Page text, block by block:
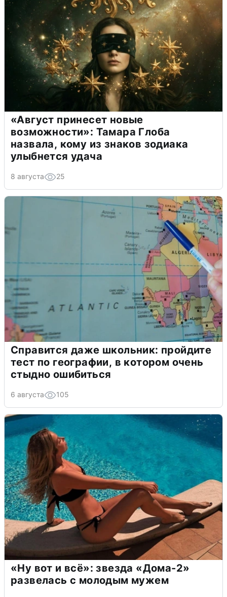
«Август принесет новые
возможности»: Тамара Глоба
назвала, кому из знаков зодиака
улыбнется удача
8 августа 25
Справится даже школьник: пройдите
тест по географии, в котором очень
стыдно ошибиться
6 августа 105
«Ну вот и всё»: звезда «Дома-2»
развелась с молодым мужем